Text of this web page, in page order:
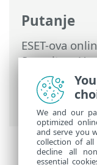
Putanje
ESET-ova
Security>
Endpoint
> Dijaloški
Dolazna
We and our
optimized
and serve you
collection of all
decline all
essential